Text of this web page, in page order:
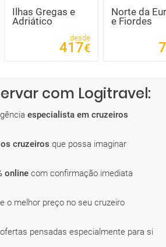
Ilhas Gregas e
Adriático
desde
417€
Norte da
e Fiordes
com Logitravel:
especialista em cruzeiros
cruzeiros que possa imaginar
online com confirmação imediata
o melhor preço no seu cruzeiro
pensadas especialmente para si